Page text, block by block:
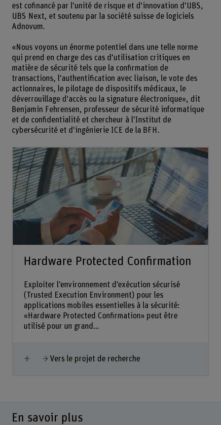
est cofinancé par l'unité de risque et d'innovation d'UBS,
UBS Next, et soutenu par la société suisse de logiciels
Adnovum.
«Nous voyons un énorme potentiel dans une telle norme
qui prend en charge des cas d'utilisation critiques en
matière de sécurité tels que la confirmation de
transactions, l'authentification avec liaison, le vote des
actionnaires, le pilotage de dispositifs médicaux, le
déverrouillage d'accès ou la signature électronique», dit
Benjamin Fehrensen, professeur de sécurité informatique
et de confidentialité et chercheur à l'Institut de
cybersécurité et d'ingénierie ICE de la BFH.
Hardware Protected Confirmation
Exploiter l’environnement d’exécution sécurisé
(Trusted Execution Environment) pour les
applications mobiles essentielles à la sécurité:
«Hardware Protected Confirmation» peut être
utilisé pour un grand...
Afficher plus
Vers le projet de recherche
En savoir plus